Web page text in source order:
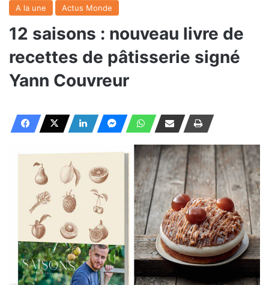
A la une Actus Monde
12 saisons : nouveau livre de
recettes de pâtisserie signé
Yann Couvreur